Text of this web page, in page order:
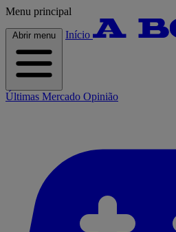
Menu principal
Abrir menu Início
Últimas Mercado Opinião